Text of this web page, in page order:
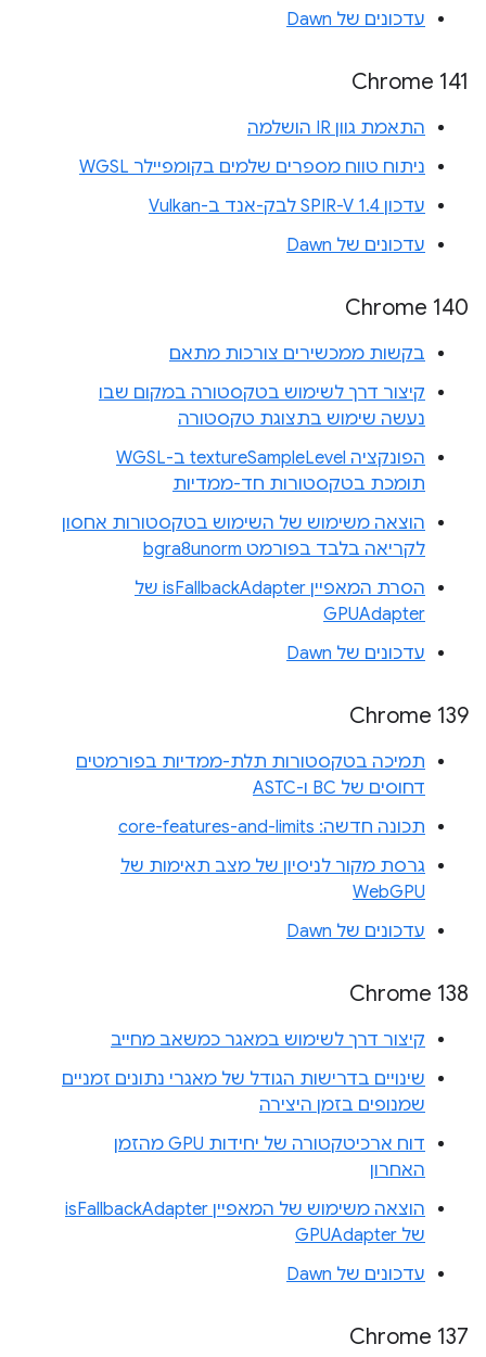
עדכונים של Dawn
Chrome 141
התאמת גוון IR הושלמה
ניתוח טווח מספרים שלמים בקומפיילר WGSL
עדכון SPIR-V 1.4 לבק-אנד ב-Vulkan
עדכונים של Dawn
Chrome 140
בקשות ממכשירים צורכות מתאם
קיצור דרך לשימוש בטקסטורה במקום שבו
נעשה שימוש בתצוגת טקסטורה
הפונקציה textureSampleLevel ב-WGSL
תומכת בטקסטורות חד-ממדיות
הוצאה משימוש של השימוש בטקסטורות אחסון
לקריאה בלבד בפורמט bgra8unorm
הסרת המאפיין isFallbackAdapter של
GPUAdapter
עדכונים של Dawn
Chrome 139
תמיכה בטקסטורות תלת-ממדיות בפורמטים
דחוסים של BC ו-ASTC
תכונה חדשה: core-features-and-limits
גרסת מקור לניסיון של מצב תאימות של
WebGPU
עדכונים של Dawn
Chrome 138
קיצור דרך לשימוש במאגר כמשאב מחייב
שינויים בדרישות הגודל של מאגרי נתונים זמניים
שמנופים בזמן היצירה
דוח ארכיטקטורה של יחידות GPU מהזמן
האחרון
הוצאה משימוש של המאפיין isFallbackAdapter
של GPUAdapter
עדכונים של Dawn
Chrome 137